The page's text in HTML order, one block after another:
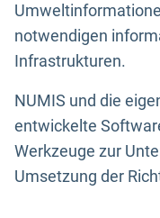
notwendigen
Infrastrukturen.
NUMIS und die
entwickelte
Werkzeuge zur
Umsetzung der